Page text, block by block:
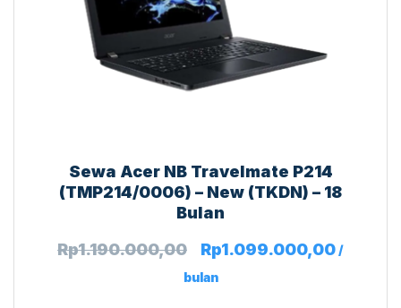
Sewa Acer NB Travelmate P214
(TMP214/0006) – New (TKDN) – 18
Bulan
Rp1.190.000,00 Rp1.099.000,00 /
bulan